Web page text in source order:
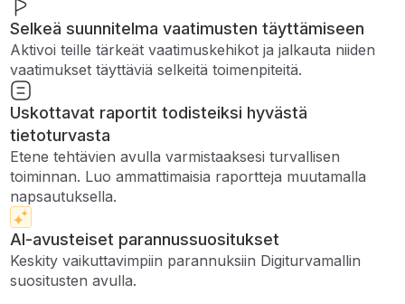
Selkeä suunnitelma vaatimusten täyttämiseen
Aktivoi teille tärkeät vaatimuskehikot ja jalkauta niiden
vaatimukset täyttäviä selkeitä toimenpiteitä.
Uskottavat raportit todisteiksi hyvästä
tietoturvasta
Etene tehtävien avulla varmistaaksesi turvallisen
toiminnan. Luo ammattimaisia ​​raportteja muutamalla
napsautuksella.
AI-avusteiset parannussuositukset
Keskity vaikuttavimpiin parannuksiin Digiturvamallin
suositusten avulla.